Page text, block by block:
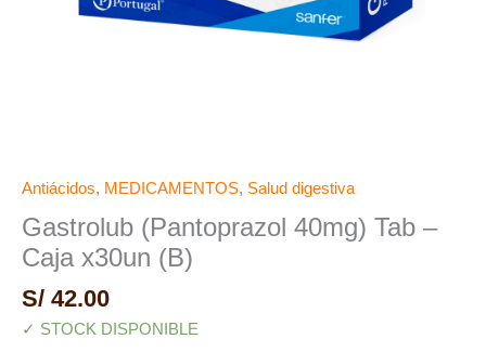
Antiácidos, MEDICAMENTOS, Salud digestiva
Gastrolub (Pantoprazol 40mg) Tab –
Caja x30un (B)
S/ 42.00
✓ STOCK DISPONIBLE